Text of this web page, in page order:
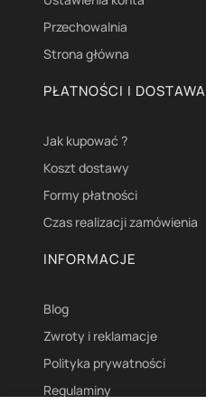
Przechowalnia
Strona główna
PŁATNOŚCI I DOSTAWA
Jak kupować ?
Koszt dostawy
Formy płatności
Czas realizacji zamówienia
INFORMACJE
Blog
Zwroty i reklamacje
Polityka prywatności
Regulaminy